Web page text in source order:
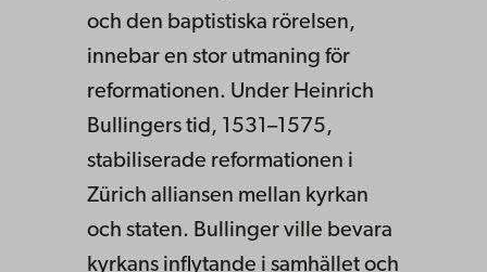
och den baptistiska rörelsen,
innebar en stor utmaning för
reformationen. Under Heinrich
Bullingers tid, 1531–1575,
stabiliserade reformationen i
Zürich alliansen mellan kyrkan
och staten. Bullinger ville bevara
kyrkans inflytande i samhället och